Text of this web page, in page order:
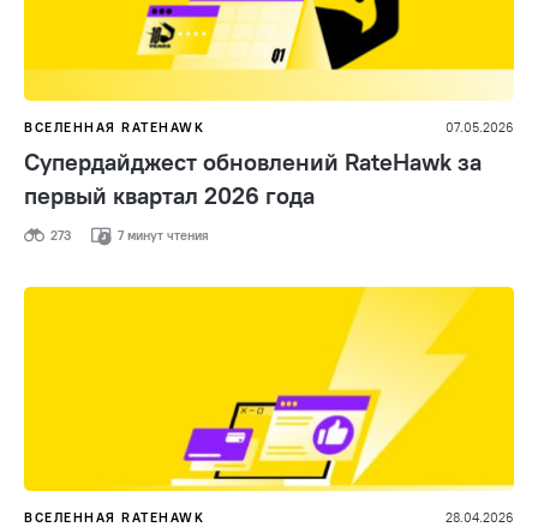
ВСЕЛЕННАЯ RATEHAWK 07.05.2026
Супердайджест обновлений RateHawk за
первый квартал 2026 года
273 7 минут чтения
ВСЕЛЕННАЯ RATEHAWK 28.04.2026